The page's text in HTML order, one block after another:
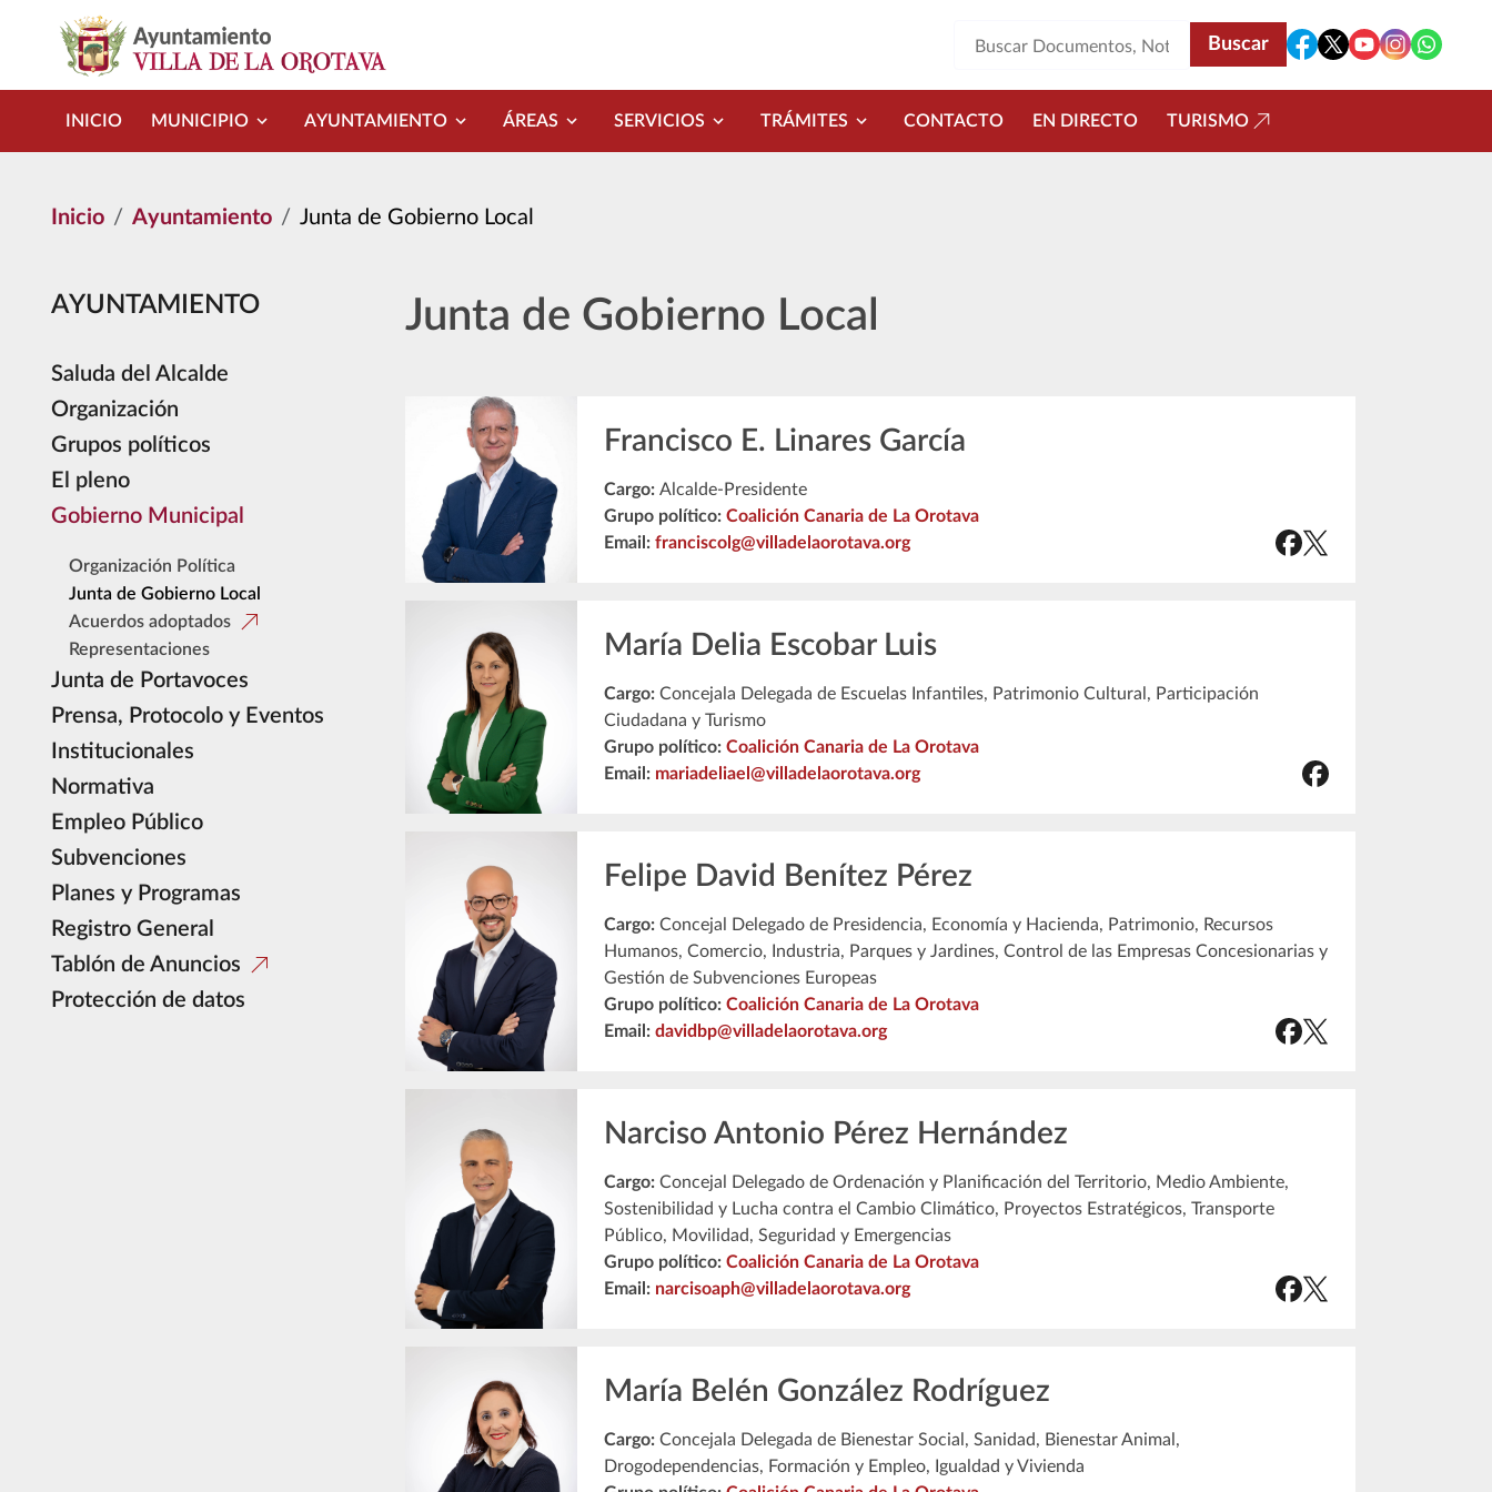
INICIO MUNICIPIO AYUNTAMIENTO ÁREAS SERVICIOS TRÁMITES CONTACTO EN DIRECTO TURISMO
Inicio Ayuntamiento Junta de Gobierno Local
AYUNTAMIENTO
Saluda del Alcalde
Organización
Grupos políticos
El pleno
Gobierno Municipal
Organización Política
Junta de Gobierno Local
Acuerdos adoptados
Representaciones
Junta de Portavoces
Prensa, Protocolo y Eventos
Institucionales
Normativa
Empleo Público
Subvenciones
Planes y Programas
Registro General
Tablón de Anuncios
Protección de datos
Junta de Gobierno Local
Francisco E. Linares García
Cargo:Alcalde-Presidente
Grupo político:Coalición Canaria de La Orotava
Email:franciscolg@villadelaorotava.org
María Delia Escobar Luis
Cargo:Concejala Delegada de Escuelas Infantiles, Patrimonio Cultural, Participación
Ciudadana y Turismo
Grupo político:Coalición Canaria de La Orotava
Email: mariadeliael@villadelaorotava.org
Felipe David Benítez Pérez
Cargo:Concejal Delegado de Presidencia, Economía y Hacienda, Patrimonio, Recursos
Humanos, Comercio, Industria, Parques y Jardines, Control de las Empresas Concesionarias y
Gestión de Subvenciones Europeas
Grupo político:Coalición Canaria de La Orotava
Email:davidbp@villadelaorotava.org
Narciso Antonio Pérez Hernández
Cargo:Concejal Delegado de Ordenación y Planificación del Territorio, Medio Ambiente,
Sostenibilidad y Lucha contra el Cambio Climático, Proyectos Estratégicos, Transporte
Público, Movilidad, Seguridad y Emergencias
Grupo político:Coalición Canaria de La Orotava
Email: narcisoaph@villadelaorotava.org
María Belén González Rodríguez
Cargo:Concejala Delegada de Bienestar Social, Sanidad, Bienestar Animal,
Drogodependencias, Formación y Empleo, Igualdad y Vivienda